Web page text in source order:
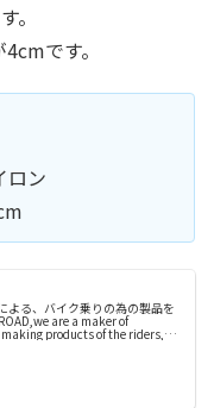
。
です。
ロン
よる、バイク乗りの為の製品を
are a maker of
products of the riders,by